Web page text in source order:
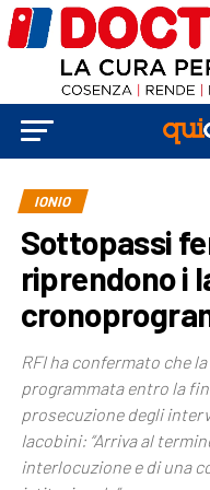
IONIO
Sottopassi
riprendono i
RFI ha confermato che
programmata entro la
prosecuzione degli
Iacobini: “Arriva al
interlocuzione e di una